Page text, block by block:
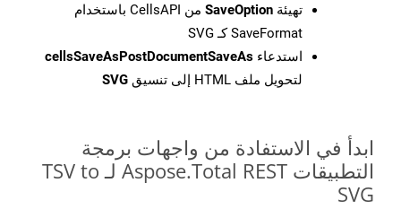
تهيئة SaveOption
من CellsAPI باستخدام
SaveFormat كـ SVG
استدعاء cellsSaveAsPostDocumentSaveAs
لتحويل ملف HTML إلى تنسيق
SVG
ابدأ في الاستفادة من واجهات برمجة
التطبيقات Aspose.Total REST لـ TSV to
SVG